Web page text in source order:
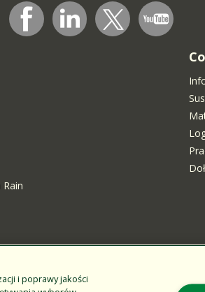
i poprawy jakości